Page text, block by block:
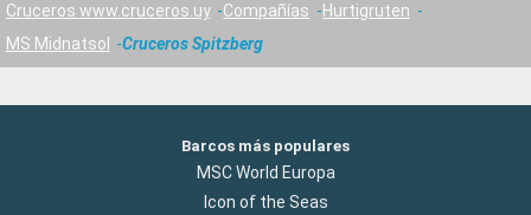
Cruceros www.cruceros.uy Compañías
Hurtigruten
MS Midnatsol
Cruceros Spitzberg
Barcos más populares
MSC World Europa
Icon of the Seas